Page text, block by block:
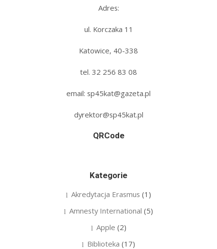
Adres:
ul. Korczaka 11
Katowice, 40-338
tel. 32 256 83 08‬
email: sp45kat@gazeta.pl
dyrektor@sp45kat.pl
QRCode
Kategorie
Akredytacja Erasmus (1)
Amnesty International (5)
Apple (2)
Biblioteka (17)